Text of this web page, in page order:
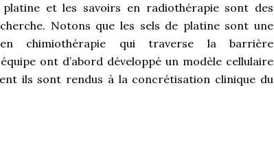
et les savoirs en radiothérapie sont des
Notons que les sels de platine sont une
chimiothérapie qui traverse la barrière
ont d’abord développé un modèle cellulaire
ils sont rendus à la concrétisation clinique du